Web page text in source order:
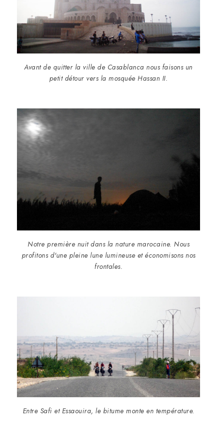
Avant de quitter la ville de Casablanca nous faisons un
petit détour vers la mosquée Hassan II.
Notre première nuit dans la nature marocaine. Nous
profitons d'une pleine lune lumineuse et économisons nos
frontales.
Entre Safi et Essaouira, le bitume monte en température.